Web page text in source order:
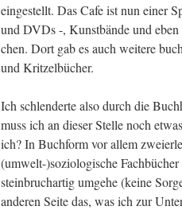
ein­ge­stellt. Das Cafe ist nun einer
und DVDs -, Kunst­bän­de und
chen. Dort gab es auch wei­te­re
und Kritzelbücher.
Ich schlen­der­te also durch die
muss ich an die­ser Stel­le noch
ich? In Buch­form vor allem
(umwelt-)soziologische
stein­bruch­ar­tig umge­he (kei­ne
ande­ren Sei­te das, was ich zur